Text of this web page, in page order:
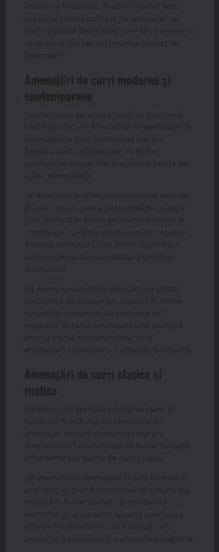
atractiv și funcțional. În acest capitol, vom
prezenta câteva exemple de amenajări de
curți cu piatră decorativă, care să vă inspire și
să vă ofere idei pentru propriul proiect de
amenajare.
Amenajări de curți moderne și
contemporane
Oamenii care apreciază designul modern și
contemporan vor fi încântați de exemplele de
amenajări de curți prezentate mai jos.
Acestea sunt caracterizate de forme
geometrice simple, linii drepte și o paletă de
culori minimalistă.
Un exemplu de amenajare modernă este cel
al unei curți cu piatră decorativă de culoare
albă, dispusă în forme geometrice simple și
combinate cu elemente de iluminat modern.
Această amenajare este perfectă pentru o
casă modernă, cu o arhitectură simplă și
funcțională.
Alt exemplu este cel al unei curți cu piatră
decorativă de culoare gri, dispusă în forme
curbate și combinate cu elemente de
vegetație. Această amenajare este perfectă
pentru o casă contemporană, cu o
arhitectură complexă și o atmosferă relaxată.
Amenajări de curți clasice și
rustice
Oamenii care apreciază designul clasic și
rustic vor fi încântați de exemplele de
amenajări de curți prezentate mai jos.
Acestea sunt caracterizate de forme curbate,
ornamente și o paletă de culori calde.
Un exemplu de amenajare clasică este cel al
unei curți cu piatră decorativă de culoare bej,
dispusă în forme curbate și combinate cu
elemente de ornament. Această amenajare
este perfectă pentru o casă clasică, cu o
arhitectură complexă și o atmosferă elegantă.